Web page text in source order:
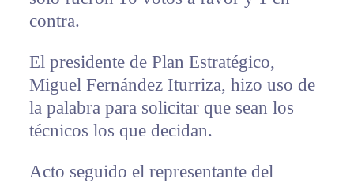
contra.
El presidente de Plan Estratégico,
Miguel Fernández Iturriza, hizo uso de
la palabra para solicitar que sean los
técnicos los que decidan.
Acto seguido el representante del